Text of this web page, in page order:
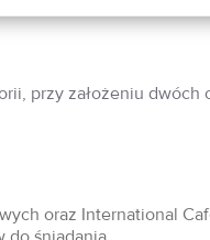
przy założeniu
oraz International